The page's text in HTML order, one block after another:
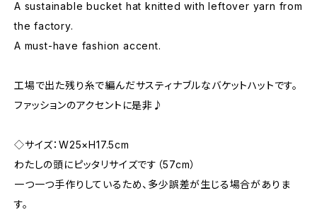
A sustainable bucket hat knitted with leftover yarn from
the factory.
A must-have fashion accent.
工場で出た残り糸で編んだサスティナブルなバケットハットです。
ファッションのアクセントに是非♪
◇サイズ：W25×H17.5cm
わたしの頭にピッタリサイズです（57cm）
一つ一つ手作りしているため、多少誤差が生じる場合がありま
す。